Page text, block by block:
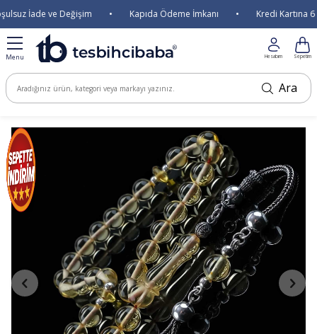
İade ve Değişim Kapıda Ödeme İmkanı Kredi Kartına 6
Menu
Ara
Hesabım Sepetim